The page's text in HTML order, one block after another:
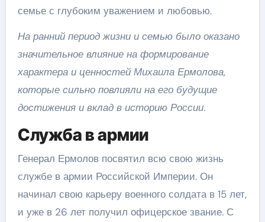
семье с глубоким уважением и любовью.
На ранний период жизни и семью было оказано
значительное влияние на формирование
характера и ценностей Михаила Ермолова,
которые сильно повлияли на его будущие
достижения и вклад в историю России.
Служба в армии
Генерал Ермолов посвятил всю свою жизнь
службе в армии Российской Империи. Он
начинал свою карьеру военного солдата в 15 лет,
и уже в 26 лет получил офицерское звание. С